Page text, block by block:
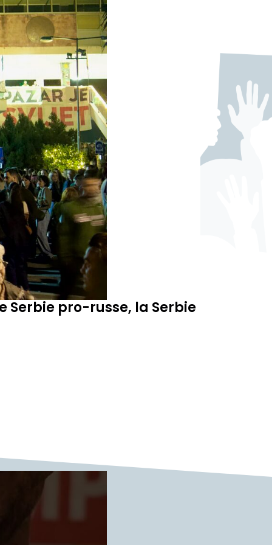
Serbie pro-russe, la Serbie